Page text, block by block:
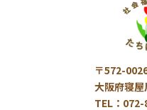
〒572-
大阪府寝
TEL：